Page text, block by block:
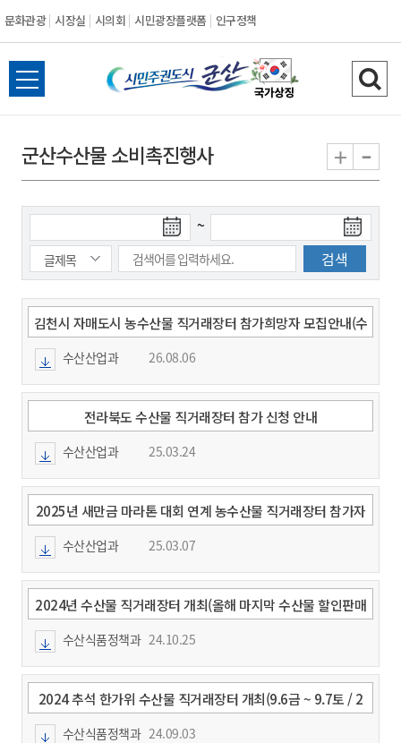
문화관광 시장실 시의회 시민광장플랫폼 인구정책
시
민
주
권
도
시
군
산
전
체
뉴
열
검
색
기
군산수산물 소비촉진행사 + -
색
시
일
~
색
종
일
김천시 자매도시 농수산물 직거래장터 참가희망자 모집안내(수
산분야)
수산산업과 26.08.06
전라북도 수산물 직거래장터 참가 신청 안내
수산산업과 25.03.24
2025년 새만금 마라톤 대회 연계 농수산물 직거래장터 참가자
(수산분야) 모집 안내
수산산업과 25.03.07
2024년 수산물 직거래장터 개최(올해 마지막 수산물 할인판매
행사)
수산식품정책과 24.10.25
2024 추석 한가위 수산물 직거래장터 개최(9.6금 ~ 9.7토 / 2
일간)
수산식품정책과 24.09.03